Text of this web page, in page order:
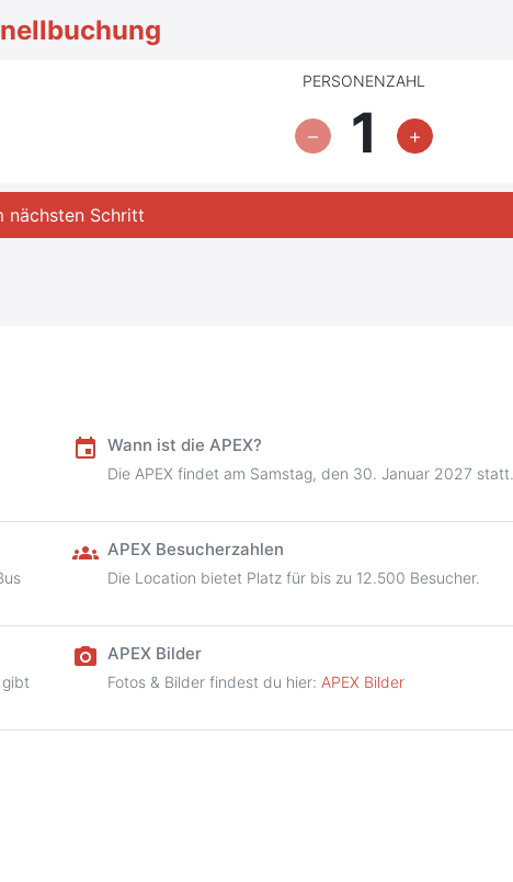
PERSONENZAHL
1
nächsten Schritt
event Wann ist die APEX?
Die APEX findet am Samstag, den 30. Januar 2027 statt.
groups APEX Besucherzahlen
Die Location bietet Platz für bis zu 12.500 Besucher.
camera_alt APEX Bilder
Fotos & Bilder findest du hier: APEX Bilder